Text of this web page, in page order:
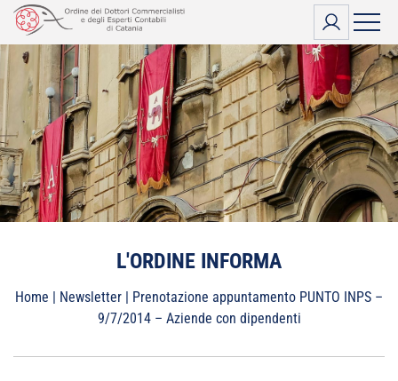
Vai
contenuto
L'ORDINE INFORMA
Home | Newsletter | Prenotazione appuntamento PUNTO INPS –
9/7/2014 – Aziende con dipendenti